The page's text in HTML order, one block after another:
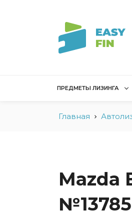
ПРЕДМЕТЫ ЛИЗИНГА
Лизинг для
Грузовые
Для
Беларуси
Коммерческий
Главная
Mazda
№13785